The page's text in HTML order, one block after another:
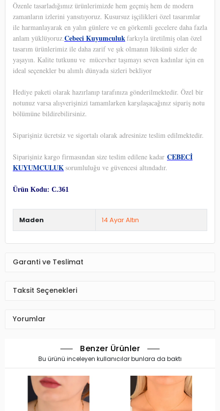
Özenle tasarladığımız ürünlerimizde hem geçmiş hem de modern
zamanların izlerini yansıtıyoruz. Kusursuz işçilikleri özel tasarımlar
ile harmanlayarak en yalın günlere ve en görkemli gecelere daha fazla
anlam yüklüyoruz.Cebeci Kuyumculukfarkıyla üretilmiş olan özel
tasarım ürünlerimiz ile daha zarif ve şık olmanın lüksünü sizler de
yaşayın. Kalite tutkunu ve mücevher taşımayı seven kadınlar için en
ideal seçenekler bu alımlı dünyada sizleri bekliyor
Hediye paketi olarak hazırlanıp tarafınıza gönderilmektedir. Özel bir
notunuz varsa alışverişinizi tamamlarken karşılaşacağınız sipariş notu
bölümüne bildirebilirsiniz.
Siparişiniz ücretsiz ve sigortalı olarak adresinize teslim edilmektedir.
Siparişiniz kargo firmasından size teslim edilene kadar CEBECİ
KUYUMCULUKsorumluluğu ve güvencesi altındadır.
Ürün Kodu: C.361
Maden 14 Ayar Altın
Garanti ve Teslimat
Taksit Seçenekleri
Yorumlar
Benzer Ürünler
Bu ürünü inceleyen kullanıcılar bunlara da baktı